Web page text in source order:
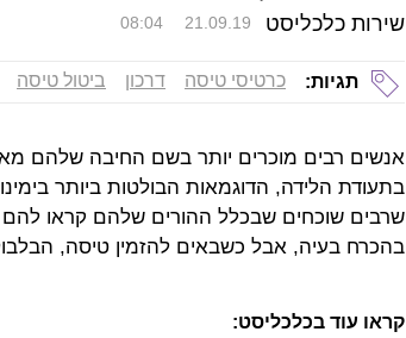
שירות כלכליסט 08:04 21.09.19
תגיות: כרטיסי טיסה דרכון ביטול טיסה
אנשים רבים מוכרים יותר בשם החיבה שלהם
בתעודת הלידה, הדוגמאות הבולטות ביותר בימינו
שרבים שוכחים שבכלל ההורים שלהם קראו להם
בהכרח בעיה, אבל כשבאים להזמין טיסה,
קראו עוד בכלכליסט: